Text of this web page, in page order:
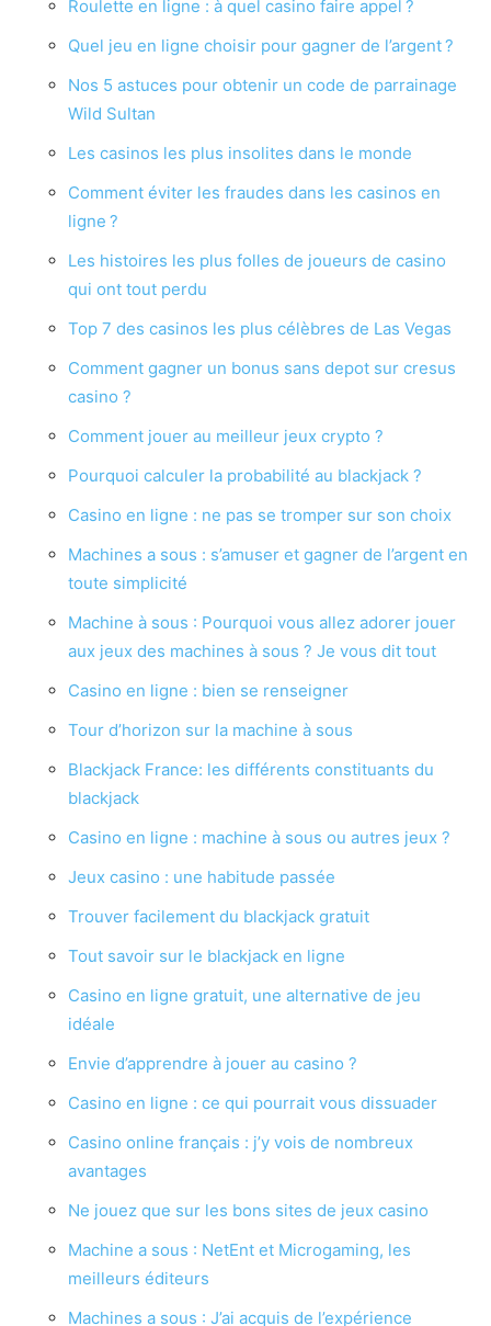
Roulette en ligne : à quel casino faire appel ?
Quel jeu en ligne choisir pour gagner de l’argent ?
Nos 5 astuces pour obtenir un code de parrainage
Wild Sultan
Les casinos les plus insolites dans le monde
Comment éviter les fraudes dans les casinos en
ligne ?
Les histoires les plus folles de joueurs de casino
qui ont tout perdu
Top 7 des casinos les plus célèbres de Las Vegas
Comment gagner un bonus sans depot sur cresus
casino ?
Comment jouer au meilleur jeux crypto ?
Pourquoi calculer la probabilité au blackjack ?
Casino en ligne : ne pas se tromper sur son choix
Machines a sous : s’amuser et gagner de l’argent en
toute simplicité
Machine à sous : Pourquoi vous allez adorer jouer
aux jeux des machines à sous ? Je vous dit tout
Casino en ligne : bien se renseigner
Tour d’horizon sur la machine à sous
Blackjack France: les différents constituants du
blackjack
Casino en ligne : machine à sous ou autres jeux ?
Jeux casino : une habitude passée
Trouver facilement du blackjack gratuit
Tout savoir sur le blackjack en ligne
Casino en ligne gratuit, une alternative de jeu
idéale
Envie d’apprendre à jouer au casino ?
Casino en ligne : ce qui pourrait vous dissuader
Casino online français : j’y vois de nombreux
avantages
Ne jouez que sur les bons sites de jeux casino
Machine a sous : NetEnt et Microgaming, les
meilleurs éditeurs
Machines a sous : J’ai acquis de l’expérience